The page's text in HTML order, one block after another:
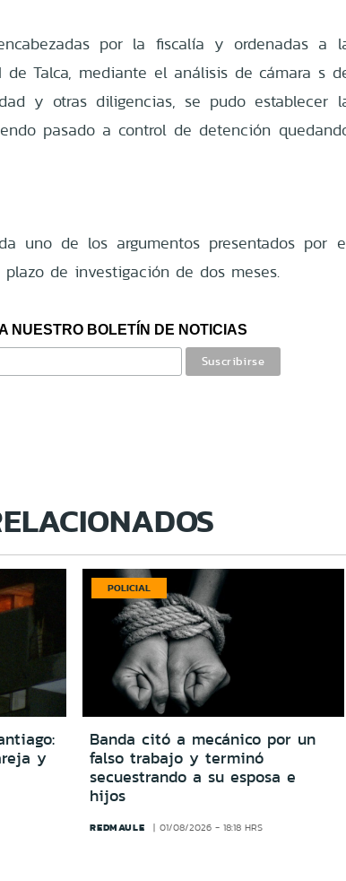
por la fiscalía y ordenadas a
de Talca, mediante el análisis de cámara s
y otras diligencias, se pudo establecer
pasado a control de detención
uno de los argumentos presentados por
de investigación de dos meses.
NUESTRO BOLETÍN DE NOTICIAS
y
POLICIAL
Banda citó a mecánico por un
falso trabajo y terminó
secuestrando a su esposa e
hijos
REDMAULE 01/08/2026 - 18:18 HRS